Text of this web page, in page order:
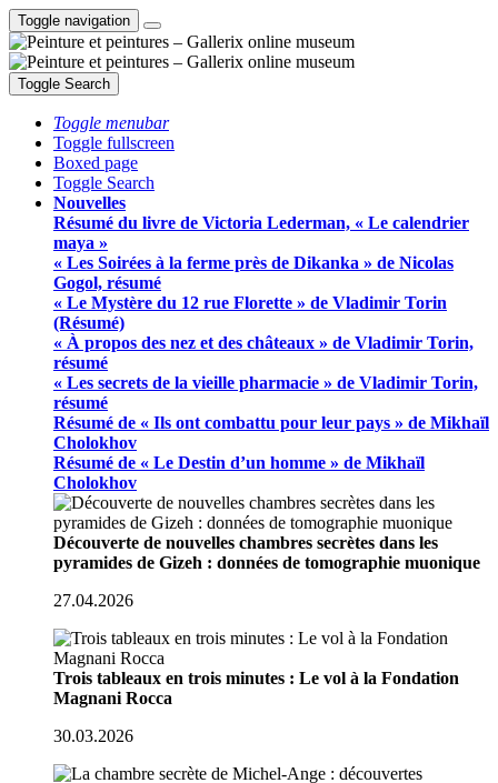
Toggle navigation
Toggle Search
Toggle menubar
Toggle fullscreen
Boxed page
Toggle Search
Nouvelles
Résumé du livre de Victoria Lederman, « Le calendrier
maya »
« Les Soirées à la ferme près de Dikanka » de Nicolas
Gogol, résumé
« Le Mystère du 12 rue Florette » de Vladimir Torin
(Résumé)
« À propos des nez et des châteaux » de Vladimir Torin,
résumé
« Les secrets de la vieille pharmacie » de Vladimir Torin,
résumé
Résumé de « Ils ont combattu pour leur pays » de Mikhaïl
Cholokhov
Résumé de « Le Destin d’un homme » de Mikhaïl
Cholokhov
Découverte de nouvelles chambres secrètes dans les
pyramides de Gizeh : données de tomographie muonique
27.04.2026
Trois tableaux en trois minutes : Le vol à la Fondation
Magnani Rocca
30.03.2026